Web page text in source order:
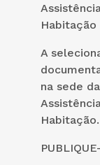
Habitação
A
na sede
Habitação.